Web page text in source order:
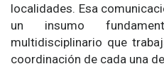
localidades. Esa
un insumo
multidisciplinario que
coordinación de cada una